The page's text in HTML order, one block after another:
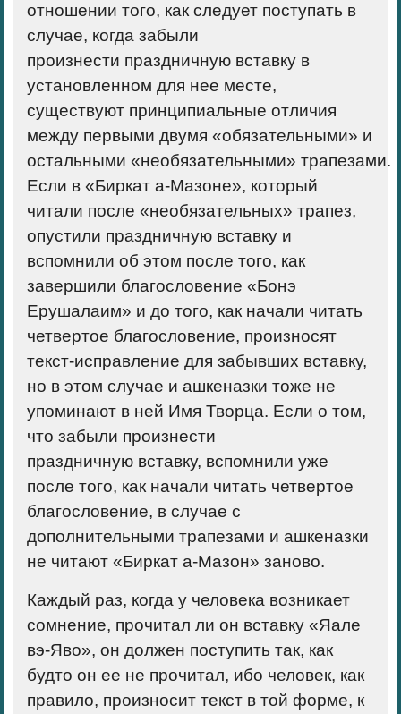
отношении того, как следует поступать в
случае, когда забыли
произнести праздничную вставку в
установленном для нее месте,
существуют принципиальные отличия
между первыми двумя «обязательными» и
остальными «необязательными» трапезами.
Если в «Биркат а-Мазоне», который
читали после «необязательных» трапез,
опустили праздничную вставку и
вспомнили об этом после того, как
завершили благословение «Бонэ
Ерушалаим» и до того, как начали читать
четвертое благословение, произносят
текст-исправление для забывших вставку,
но в этом случае и ашкеназки тоже не
упоминают в ней Имя Творца. Если о том,
что забыли произнести
праздничную вставку, вспомнили уже
после того, как начали читать четвертое
благословение, в случае с
дополнительными трапезами и ашкеназки
не читают «Биркат а-Мазон» заново.
Каждый раз, когда у человека возникает
сомнение, прочитал ли он вставку «Яале
вэ-Яво», он должен поступить так, как
будто он ее не прочитал, ибо человек, как
правило, произносит текст в той форме, к